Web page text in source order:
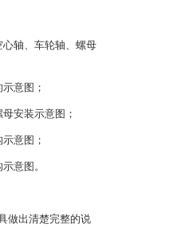
轴、车轮轴、螺母
意图；
安装示意图；
意图；
意图。
做出清楚完整的说